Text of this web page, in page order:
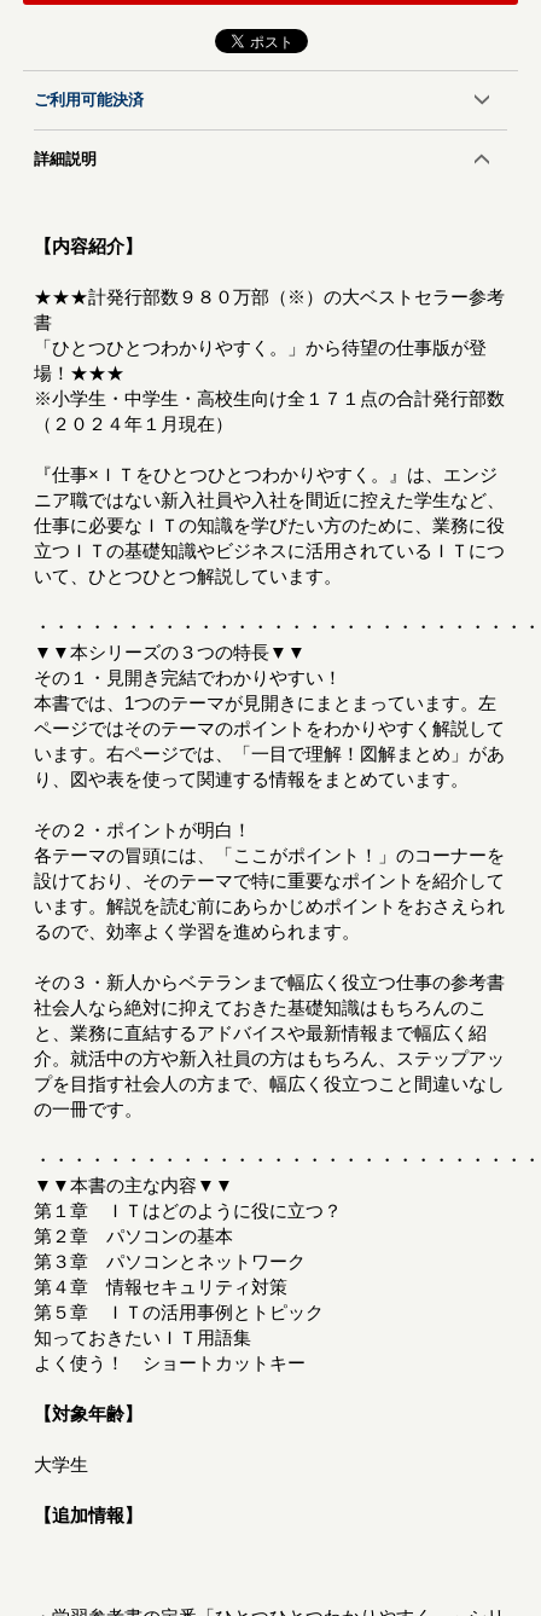
ご利用可能決済
詳細説明
【内容紹介】
★★★計発行部数９８０万部（※）の大ベストセラー参考
書
「ひとつひとつわかりやすく。」から待望の仕事版が登
場！★★★
※小学生・中学生・高校生向け全１７１点の合計発行部数
（２０２４年１月現在）
『仕事×ＩＴをひとつひとつわかりやすく。』は、エンジ
ニア職ではない新入社員や入社を間近に控えた学生など、
仕事に必要なＩＴの知識を学びたい方のために、業務に役
立つＩＴの基礎知識やビジネスに活用されているＩＴにつ
いて、ひとつひとつ解説しています。
・・・・・・・・・・・・・・・・・・・・・・・・・・・
▼▼本シリーズの３つの特長▼▼
その１・見開き完結でわかりやすい！
本書では、1つのテーマが見開きにまとまっています。左
ページではそのテーマのポイントをわかりやすく解説して
います。右ページでは、「一目で理解！図解まとめ」があ
り、図や表を使って関連する情報をまとめています。
その２・ポイントが明白！
各テーマの冒頭には、「ここがポイント！」のコーナーを
設けており、そのテーマで特に重要なポイントを紹介して
います。解説を読む前にあらかじめポイントをおさえられ
るので、効率よく学習を進められます。
その３・新人からベテランまで幅広く役立つ仕事の参考書
社会人なら絶対に抑えておきた基礎知識はもちろんのこ
と、業務に直結するアドバイスや最新情報まで幅広く紹
介。就活中の方や新入社員の方はもちろん、ステップアッ
プを目指す社会人の方まで、幅広く役立つこと間違いなし
の一冊です。
・・・・・・・・・・・・・・・・・・・・・・・・・・・
▼▼本書の主な内容▼▼
第１章 ＩＴはどのように役に立つ？
第２章 パソコンの基本
第３章 パソコンとネットワーク
第４章 情報セキュリティ対策
第５章 ＩＴの活用事例とトピック
知っておきたいＩＴ用語集
よく使う！ ショートカットキー
【対象年齢】
大学生
【追加情報】